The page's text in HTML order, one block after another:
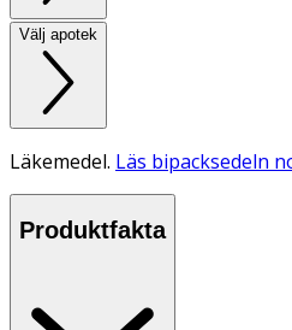
Välj apotek
Läkemedel. Läs bipacksedeln
Produktfakta